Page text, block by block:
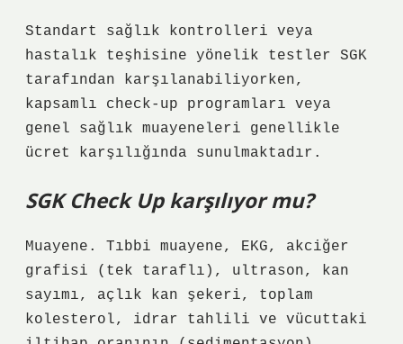
Standart sağlık kontrolleri veya
hastalık teşhisine yönelik testler SGK
tarafından karşılanabiliyorken,
kapsamlı check-up programları veya
genel sağlık muayeneleri genellikle
ücret karşılığında sunulmaktadır.
SGK Check Up karşılıyor mu?
Muayene. Tıbbi muayene, EKG, akciğer
grafisi (tek taraflı), ultrason, kan
sayımı, açlık kan şekeri, toplam
kolesterol, idrar tahlili ve vücuttaki